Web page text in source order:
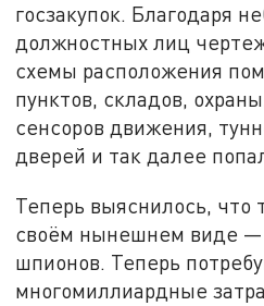
госзакупок. Благодаря
должностных лиц
схемы расположения
пунктов, складов,
сенсоров движения,
дверей и так далее
Теперь выяснилось, что
своём нынешнем виде —
шпионов. Теперь
многомиллиардные